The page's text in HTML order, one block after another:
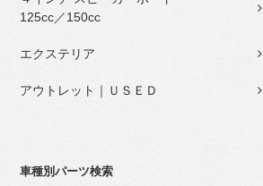
125cc／150cc
エクステリア
アウトレット｜ＵＳＥＤ
車種別パーツ検索